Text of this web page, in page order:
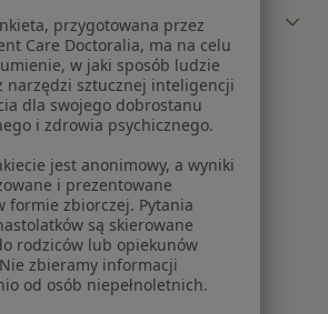
akceptuje Mateusz Zachara?
choroby
Zdroju
w Polanicy-Zdroju
Zdroju
Polanicy-Zdroju
przygotowana przez
Care Doctoralia, ma na celu
w jaki sposób ludzie
narzędzi sztucznej inteligencji
dla swojego dobrostanu
i zdrowia psychicznego.
jest anonimowy, a wyniki
i prezentowane
formie zbiorczej. Pytania
są skierowane
rodziców lub opiekunów
zbieramy informacji
od osób niepełnoletnich.